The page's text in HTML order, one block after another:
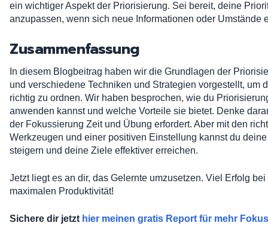
ein wichtiger Aspekt der Priorisierung. Sei bereit, deine
anzupassen, wenn sich neue Informationen oder Umstände
Zusammenfassung
In diesem Blogbeitrag haben wir die Grundlagen der
und verschiedene Techniken und Strategien vorgestellt, um
richtig zu ordnen. Wir haben besprochen, wie du
anwenden kannst und welche Vorteile sie bietet. Denke
der Fokussierung Zeit und Übung erfordert. Aber mit den
Werkzeugen und einer positiven Einstellung kannst du
steigern und deine Ziele effektiver erreichen.
Jetzt liegt es an dir, das Gelernte umzusetzen. Viel Erfolg
maximalen Produktivität!
Sichere dir jetzt hier meinen gratis Report für mehr Fokus